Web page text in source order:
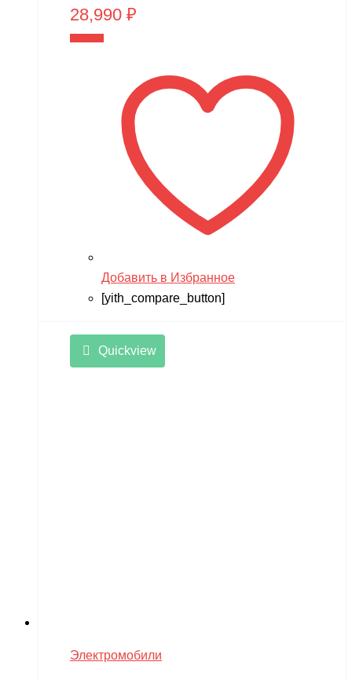
28,990 ₽
Добавить в Избранное
[yith_compare_button]
Quickview
Электромобили